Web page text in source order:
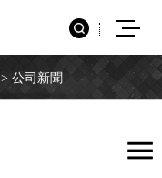
>公司新聞